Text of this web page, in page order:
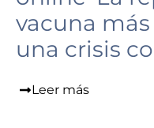
vacuna
una crisis
Leer más